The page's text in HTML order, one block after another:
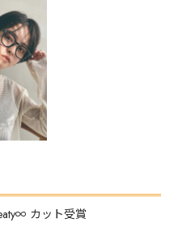
カット受賞